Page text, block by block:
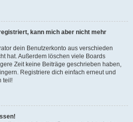
kann mich aber nicht mehr
dein Benutzerkonto aus verschieden
hat. Außerdem löschen viele Boards
Zeit keine Beiträge geschrieben haben,
Registriere dich einfach erneut und
teil!